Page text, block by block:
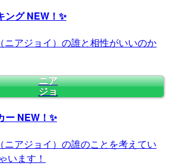
ングNEW！✨
ニアジョイ）の誰と相性がいいのか
ニア
ジョ
ー NEW！✨
アジョイ）の誰のことを考えてい
います！